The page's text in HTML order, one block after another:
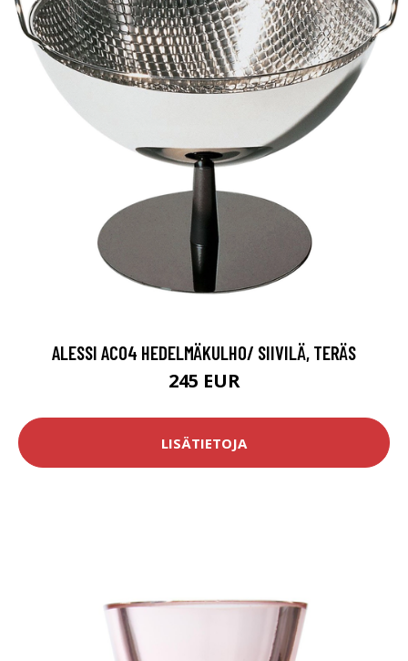
ALESSI AC04 HEDELMÄKULHO/ SIIVILÄ, TERÄS
245 EUR
LISÄTIETOJA